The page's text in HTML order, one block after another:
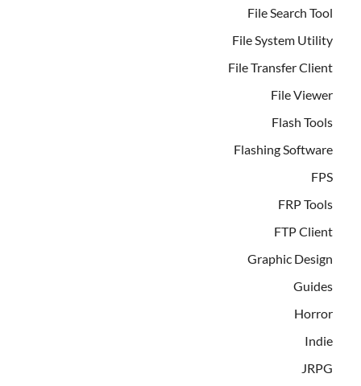
File Search Tool
File System Utility
File Transfer Client
File Viewer
Flash Tools
Flashing Software
FPS
FRP Tools
FTP Client
Graphic Design
Guides
Horror
Indie
JRPG